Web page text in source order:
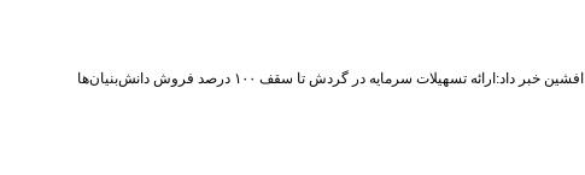
افشین خبر داد:ارائه تسهیلات سرمایه در گردش تا سقف ۱۰۰ درصد فروش دانش‌بنیان‌ها